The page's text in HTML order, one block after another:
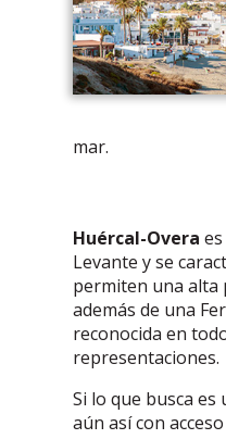
mar.
Huércal-Overa
Levante y se
permiten una alta
además de una
reconocida en
representaciones.
Si lo que busca
aún así con